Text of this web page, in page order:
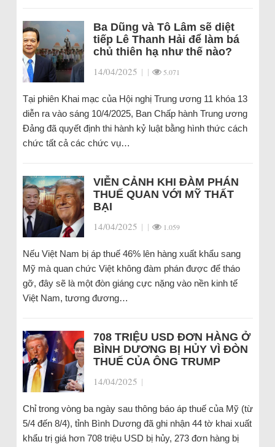
Ba Dũng và Tô Lâm sẽ diệt
tiếp Lê Thanh Hải để làm bá
chủ thiên hạ như thế nào?
14/04/2025 | | 5.071
Tại phiên Khai mạc của Hội nghị Trung ương 11 khóa 13
diễn ra vào sáng 10/4/2025, Ban Chấp hành Trung ương
Đảng đã quyết định thi hành kỷ luật bằng hình thức cách
chức tất cả các chức vụ…
VIỄN CẢNH KHI ĐÀM PHÁN
THUẾ QUAN VỚI MỸ THẤT
BẠI
14/04/2025 | | 1.059
Nếu Việt Nam bị áp thuế 46% lên hàng xuất khẩu sang
Mỹ mà quan chức Việt không đàm phán được để tháo
gỡ, đây sẽ là một đòn giáng cực nặng vào nền kinh tế
Việt Nam, tương đương…
708 TRIỆU USD ĐƠN HÀNG Ở
BÌNH DƯƠNG BỊ HỦY VÌ ĐÒN
THUẾ CỦA ÔNG TRUMP
14/04/2025 |
Chỉ trong vòng ba ngày sau thông báo áp thuế của Mỹ (từ
5/4 đến 8/4), tỉnh Bình Dương đã ghi nhận 44 tờ khai xuất
khẩu trị giá hơn 708 triệu USD bị hủy, 273 đơn hàng bị